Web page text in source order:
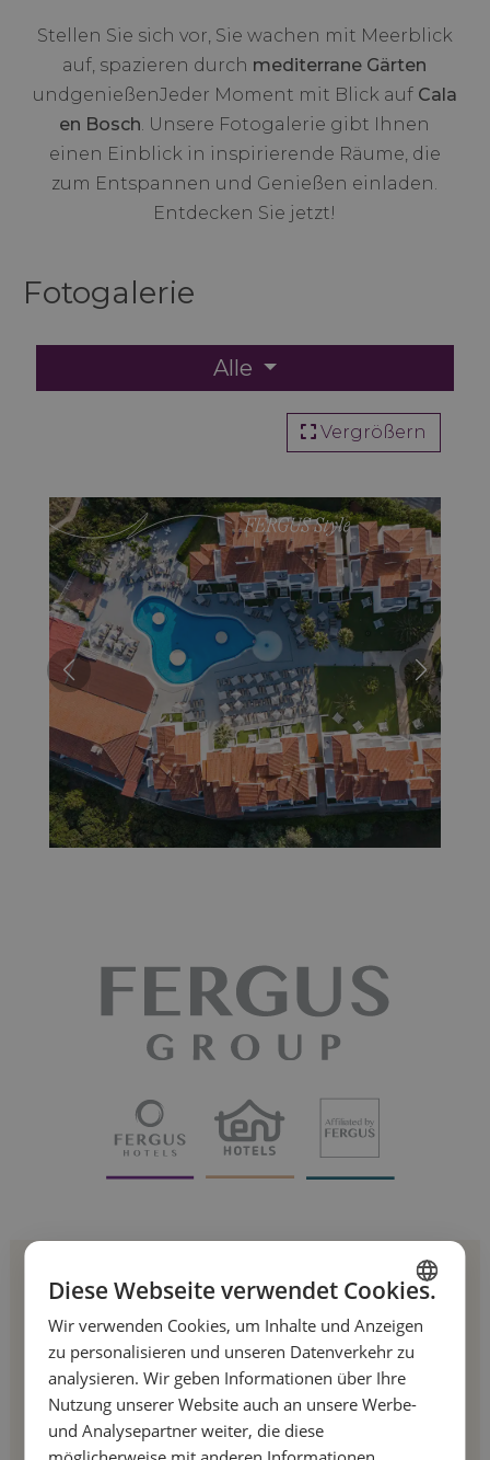
Stellen Sie sich vor, Sie wachen mit Meerblick
auf, spazieren durch mediterrane Gärten
undgenießenJeder Moment mit Blick auf Cala
en Bosch. Unsere Fotogalerie gibt Ihnen
einen Einblick in inspirierende Räume, die
zum Entspannen und Genießen einladen.
Entdecken Sie jetzt!
Fotogalerie
Alle
Vergrößern
Melden Sie sich für
unseren Newsletter an!
Gehören Sie zu den Ersten, die von unseren
Sonderangeboten und aktuellen Neuigkeiten
erfahren.
SPANISH
FRENCH
Diese Webseite verwendet Cookies.
Wir verwenden Cookies, um Inhalte und Anzeigen
zu personalisieren und unseren Datenverkehr zu
analysieren. Wir geben Informationen über Ihre
Nutzung unserer Website auch an unsere Werbe-
und Analysepartner weiter, die diese